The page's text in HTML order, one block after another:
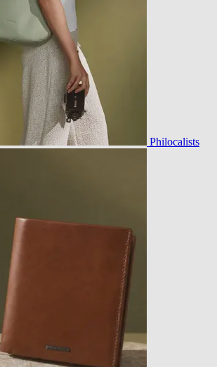
Philocalists